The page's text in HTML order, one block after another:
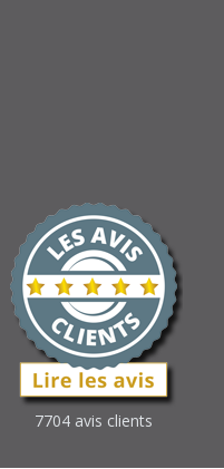
7704 avis clients